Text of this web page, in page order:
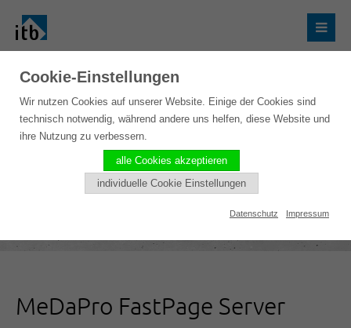
MeDaPro FastPage Server
Cookie-Einstellungen
Wir nutzen Cookies auf unserer Website. Einige der Cookies sind
technisch notwendig, während andere uns helfen, diese Website und
ihre Nutzung zu verbessern.
alle Cookies akzeptieren
individuelle Cookie Einstellungen
Datenschutz Impressum